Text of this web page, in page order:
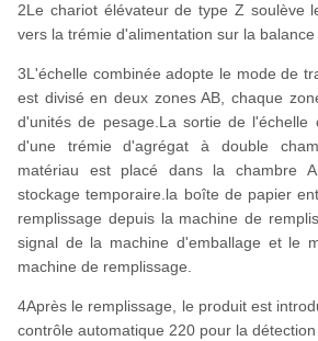
2Le chariot élévateur de type Z soulève
vers la trémie d'alimentation sur la
3L'échelle combinée adopte le mode de
est divisé en deux zones AB, chaque
d'unités de pesage.La sortie de l'échelle
d'une trémie d'agrégat à double
matériau est placé dans la chambre
stockage temporaire.la boîte de papier
remplissage depuis la machine de
signal de la machine d'emballage et le
machine de remplissage.
4Après le remplissage, le produit est
contrôle automatique 220 pour la